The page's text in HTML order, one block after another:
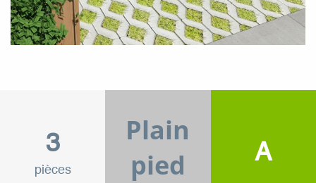
3
pièces
Plain
pied
A